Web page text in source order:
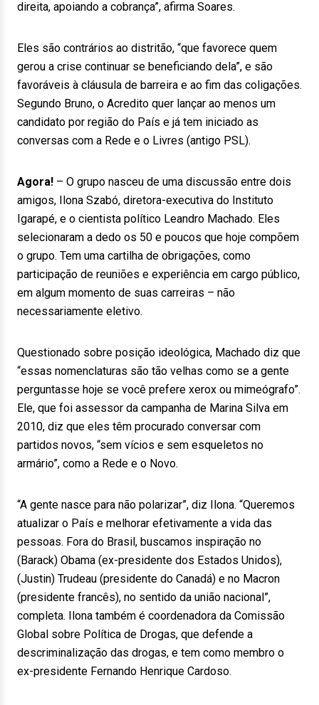
direita, apoiando a cobrança”, afirma Soares.
Eles são contrários ao distritão, “que favorece quem
gerou a crise continuar se beneficiando dela”, e são
favoráveis à cláusula de barreira e ao fim das coligações.
Segundo Bruno, o Acredito quer lançar ao menos um
candidato por região do País e já tem iniciado as
conversas com a Rede e o Livres (antigo PSL).
Agora! – O grupo nasceu de uma discussão entre dois
amigos, Ilona Szabó, diretora-executiva do Instituto
Igarapé, e o cientista político Leandro Machado. Eles
selecionaram a dedo os 50 e poucos que hoje compõem
o grupo. Tem uma cartilha de obrigações, como
participação de reuniões e experiência em cargo público,
em algum momento de suas carreiras – não
necessariamente eletivo.
Questionado sobre posição ideológica, Machado diz que
“essas nomenclaturas são tão velhas como se a gente
perguntasse hoje se você prefere xerox ou mimeógrafo”.
Ele, que foi assessor da campanha de Marina Silva em
2010, diz que eles têm procurado conversar com
partidos novos, “sem vícios e sem esqueletos no
armário”, como a Rede e o Novo.
“A gente nasce para não polarizar”, diz Ilona. “Queremos
atualizar o País e melhorar efetivamente a vida das
pessoas. Fora do Brasil, buscamos inspiração no
(Barack) Obama (ex-presidente dos Estados Unidos),
(Justin) Trudeau (presidente do Canadá) e no Macron
(presidente francês), no sentido da união nacional”,
completa. Ilona também é coordenadora da Comissão
Global sobre Política de Drogas, que defende a
descriminalização das drogas, e tem como membro o
ex-presidente Fernando Henrique Cardoso.